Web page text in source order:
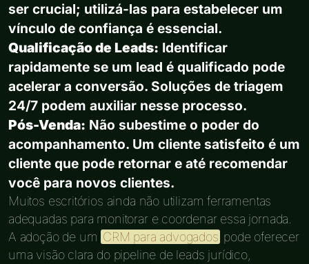
ser crucial; utilizá-las para estabelecer um
vínculo de confiança é essencial.
Qualificação de Leads: Identificar
rapidamente se um lead é qualificado pode
acelerar a conversão. Soluções de triagem
24/7 podem auxiliar nesse processo.
Pós-Venda: Não subestime o poder do
acompanhamento. Um cliente satisfeito é um
cliente que pode retornar e até recomendar
você para novos clientes.
Muitos escritórios ainda não utilizam ferramentas
adequadas para monitorar e coordenar essa jornada.
A adoção de um CRM para advogados pode oferecer
uma visão clara do pipeline de leads jurídico,